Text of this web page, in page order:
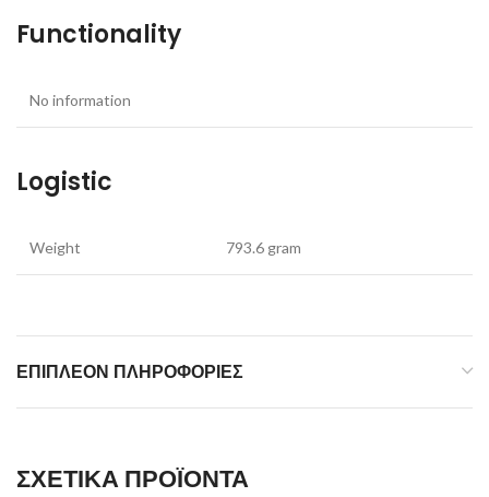
Functionality
No information
Logistic
Weight 793.6 gram
ΕΠΙΠΛΈΟΝ ΠΛΗΡΟΦΟΡΊΕΣ
ΣΧΕΤΙΚΆ ΠΡΟΪΌΝΤΑ